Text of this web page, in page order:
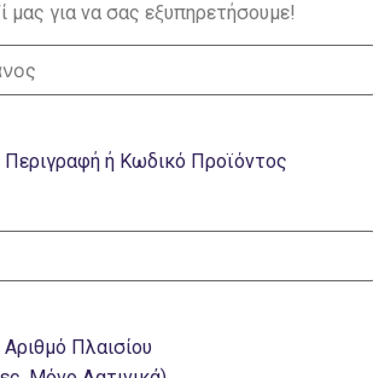
μας για να σας εξυπηρετήσουμε!
Περιγραφή ή Κωδικό Προϊόντος
Πλαισίου